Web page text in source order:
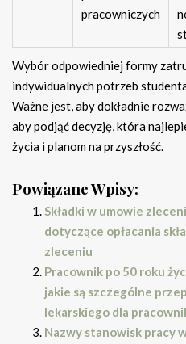
pracowniczych
Wybór odpowiedniej formy
indywidualnych potrzeb
Ważne jest, aby dokładnie
aby podjąć decyzję, która
życia i planom na przyszłość.
Powiązane Wpisy:
Składki w umowie
dotyczące opłacania
zleceniu
Pracownik po 50 roku
jakie są szczególne
lekarskiego dla
Nazwy stanowisk pracy